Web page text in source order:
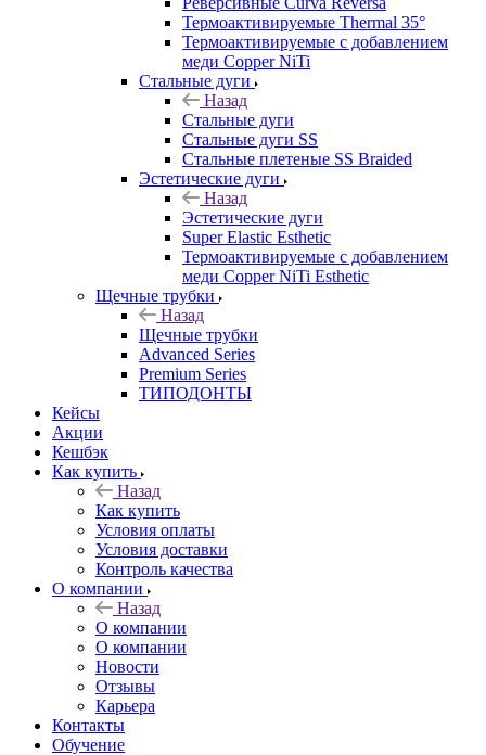
Термоактивируемые Thermal 35°
Термоактивируемые с добавлением
меди Copper NiTi
Стальные дуги
Назад
Стальные дуги
Стальные дуги SS
Стальные плетеные SS Braided
Эстетические дуги
Назад
Эстетические дуги
Super Elastic Esthetic
Термоактивируемые с добавлением
меди Copper NiTi Esthetic
Щечные трубки
Назад
Щечные трубки
Advanced Series
Premium Series
ТИПОДОНТЫ
Кейсы
Акции
Кешбэк
Как купить
Назад
Как купить
Условия оплаты
Условия доставки
Контроль качества
О компании
Назад
О компании
О компании
Новости
Отзывы
Карьера
Контакты
Обучение